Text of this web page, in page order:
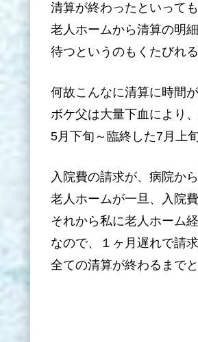
清算が終わったといっても
老人ホームから清算の明
待つというのもくたびれる
何故こんなに清算に時間
ボケ父は大量下血により
5月下旬～臨終した7月上
入院費の請求が、病院か
老人ホームが一旦、入院
それから私に老人ホーム
なので、１ヶ月遅れで請
全ての清算が終わるまで